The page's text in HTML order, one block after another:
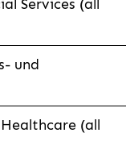
Services (all
und
(all